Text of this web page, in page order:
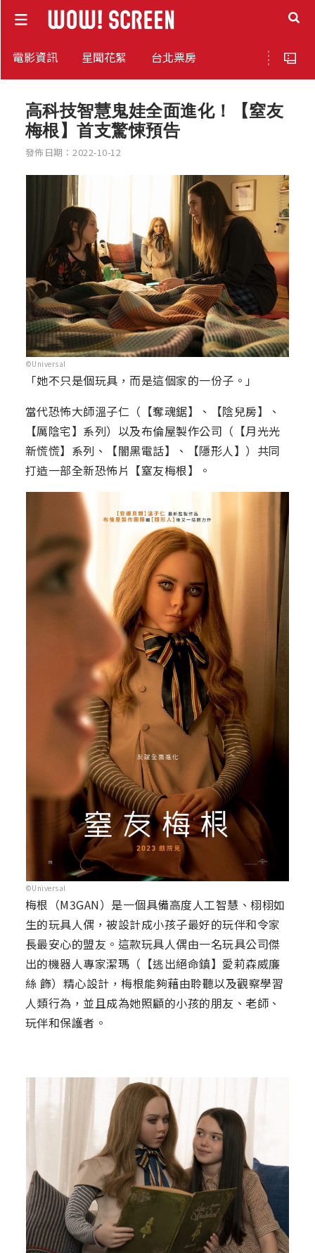
電影資訊 星聞花絮 台北票房
高科技智慧鬼娃全面進化！【窒友
梅根】首支驚悚預告
發佈日期：2022-10-12
©Universal
「她不只是個玩具，而是這個家的一份子。」
當代恐怖大師溫子仁（【奪魂鋸】、【陰兒房】、
【厲陰宅】系列）以及布倫屋製作公司（【月光光
新慌慌】系列、【闇黑電話】、【隱形人】）共同
打造一部全新恐怖片【窒友梅根】。
©Universal
梅根（M3GAN）是一個具備高度人工智慧、栩栩如
生的玩具人偶，被設計成小孩子最好的玩伴和令家
長最安心的盟友。這款玩具人偶由一名玩具公司傑
出的機器人專家潔瑪（【逃出絕命鎮】愛莉森威廉
絲 飾）精心設計，梅根能夠藉由聆聽以及觀察學習
人類行為，並且成為她照顧的小孩的朋友、老師、
玩伴和保護者。